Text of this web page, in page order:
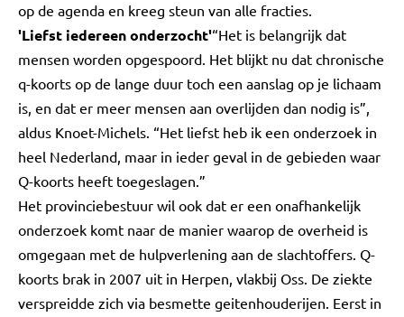
op de agenda en kreeg steun van alle fracties.
'Liefst iedereen onderzocht'“Het is belangrijk dat
mensen worden opgespoord. Het blijkt nu dat chronische
q-koorts op de lange duur toch een aanslag op je lichaam
is, en dat er meer mensen aan overlijden dan nodig is”,
aldus Knoet-Michels. “Het liefst heb ik een onderzoek in
heel Nederland, maar in ieder geval in de gebieden waar
Q-koorts heeft toegeslagen.”
Het provinciebestuur wil ook dat er een onafhankelijk
onderzoek komt naar de manier waarop de overheid is
omgegaan met de hulpverlening aan de slachtoffers. Q-
koorts brak in 2007 uit in Herpen, vlakbij Oss. De ziekte
verspreidde zich via besmette geitenhouderijen. Eerst in